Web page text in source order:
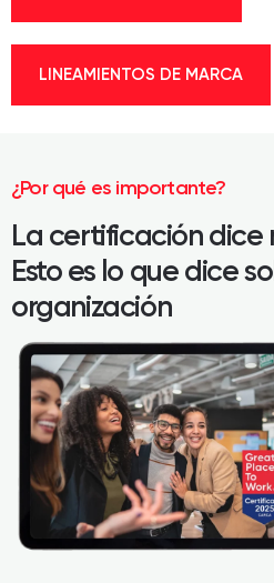
LINEAMIENTOS DE MARCA
¿Por qué es importante?
La certificación dice
Esto es lo que dice
organización